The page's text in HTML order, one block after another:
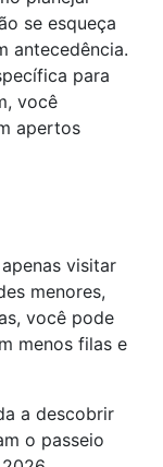
se esqueça
antecedência.
para
você
apertos
visitar
menores,
você pode
menos filas e
a descobrir
o passeio